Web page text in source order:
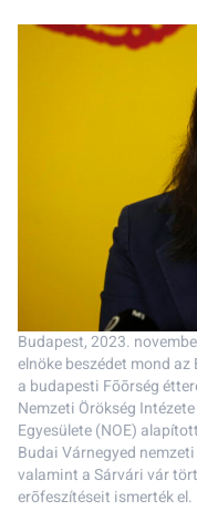
Budapest, 2023.
elnöke beszédet mond
a budapesti Fõõrség
Nemzeti Örökség
Egyesülete (NOE)
Budai Várnegyed
valamint a Sárvári vár
erõfeszítéseit ismerték